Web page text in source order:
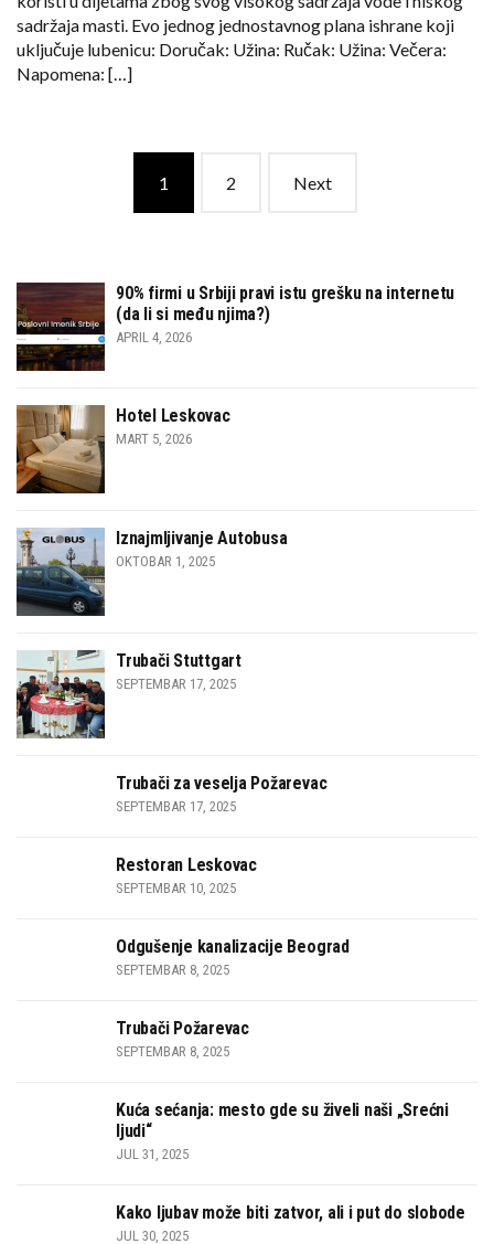
sadržaja masti. Evo jednog jednostavnog plana ishrane koji
uključuje lubenicu: Doručak: Užina: Ručak: Užina: Večera:
Napomena: […]
navigation
1 2 Next
90% firmi u Srbiji pravi istu grešku na internetu
(da li si među njima?)
APRIL 4, 2026
Hotel Leskovac
MART 5, 2026
Iznajmljivanje Autobusa
OKTOBAR 1, 2025
Trubači Stuttgart
SEPTEMBAR 17, 2025
Trubači za veselja Požarevac
SEPTEMBAR 17, 2025
Restoran Leskovac
SEPTEMBAR 10, 2025
Odgušenje kanalizacije Beograd
SEPTEMBAR 8, 2025
Trubači Požarevac
SEPTEMBAR 8, 2025
Kuća sećanja: mesto gde su živeli naši „Srećni
ljudi“
JUL 31, 2025
Kako ljubav može biti zatvor, ali i put do slobode
JUL 30, 2025